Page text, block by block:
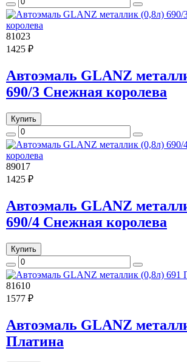
81023
1425 ₽
Автоэмаль GLANZ
690/3 Снежная королева
Купить
89017
1425 ₽
Автоэмаль GLANZ
690/4 Снежная королева
Купить
81610
1577 ₽
Автоэмаль GLANZ
Платина